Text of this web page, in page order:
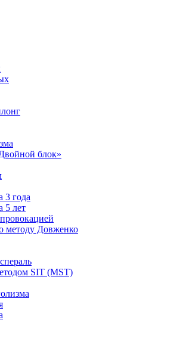
блок»
3 года
5 лет
методу Довженко
SIT (MST)